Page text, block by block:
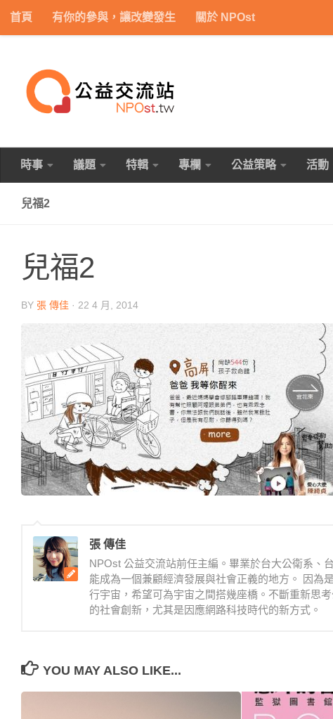
Skip to content
首頁 有你的參與，讓改變發生 關於 NPOst
時事 議題 特輯 專欄 公益策略 活動
兒福2
兒福2
BY 張 傳佳 · 22 4 月, 2014
張 傳佳
NPOst 公益交流站前任主編。畢業於台大公衛系、
能成為一個兼顧經濟發展與社會正義的地方。 因為
行宇宙，希望可為宇宙之間搭幾座橋。不斷重新思
的社會創新，尤其是因應網路科技時代的新方式。
YOU MAY ALSO LIKE...